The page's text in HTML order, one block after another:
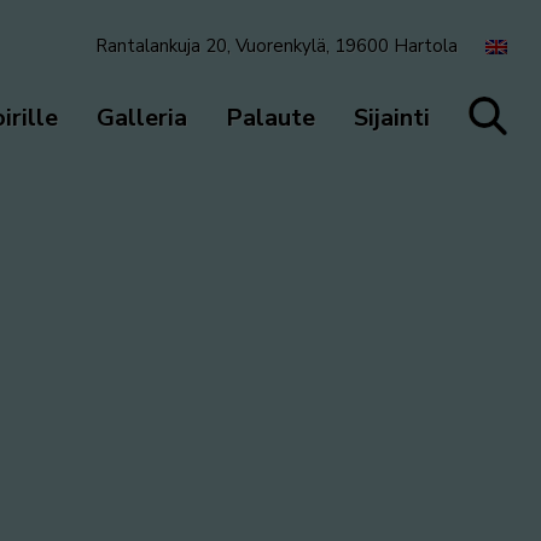
Rantalankuja 20, Vuorenkylä, 19600 Hartola
Galleria Palaute Sijainti